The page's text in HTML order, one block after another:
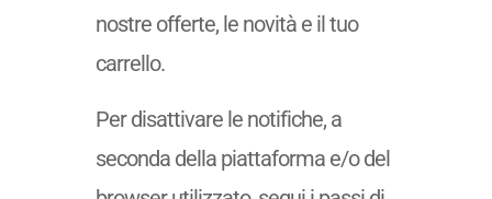
nostre offerte, le novità e il tuo
carrello.
Per disattivare le notifiche, a
seconda della piattaforma e/o del